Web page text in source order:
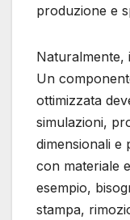
produzione e
Naturalmente,
Un
ottimizzata
simulazioni,
dimensionali e
con materiale
esempio,
stampa,